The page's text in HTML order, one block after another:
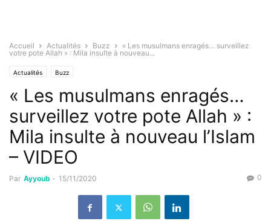
Accueil Actualités Buzz
« Les musulmans enragés… surveillez
votre pote Allah » : Mila insulte à nouveau...
Actualités Buzz
« Les musulmans enragés…
surveillez votre pote Allah » :
Mila insulte à nouveau l’Islam
– VIDEO
Par Ayyoub - 15/11/2020 0